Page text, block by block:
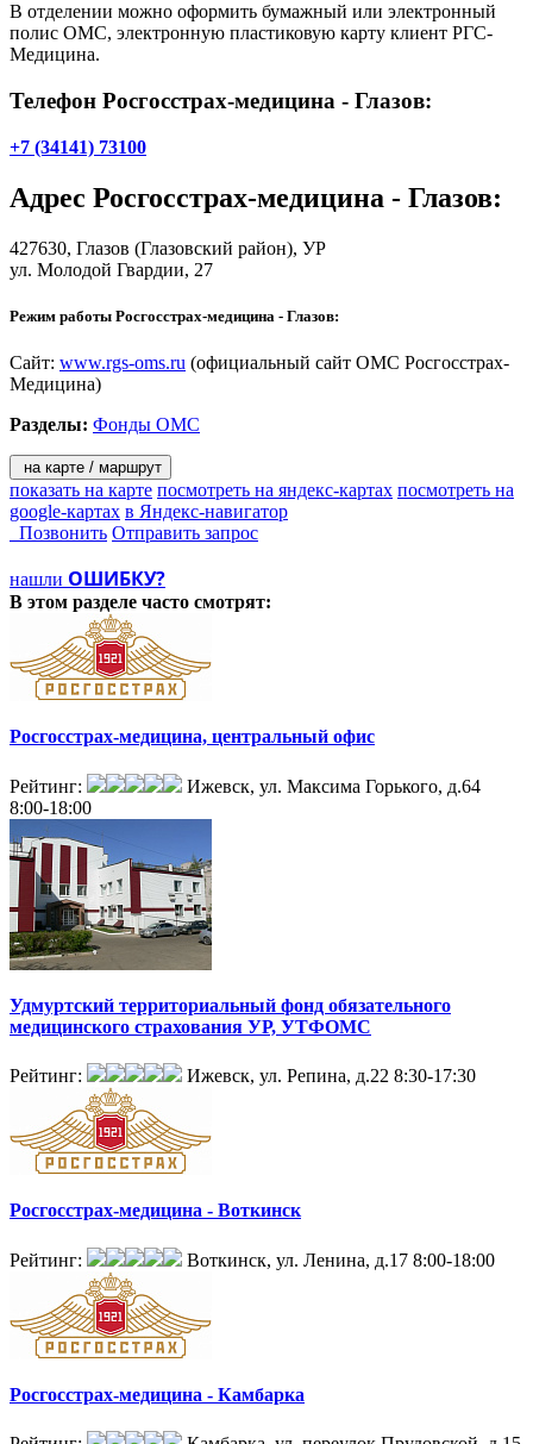
В отделении можно оформить бумажный или электронный
полис ОМС, электронную пластиковую карту клиент РГС-
Медицина.
Телефон Росгосстрах-медицина - Глазов:
+7 (34141) 73100
Адрес Росгосстрах-медицина - Глазов:
427630, Глазов (Глазовский район), УР
ул. Молодой Гвардии, 27
Режим работы Росгосстрах-медицина - Глазов:
Сайт: www.rgs-oms.ru (официальный сайт ОМС Росгосстрах-
Медицина)
Разделы: Фонды ОМС
на карте / маршрут
показать на карте посмотреть на яндекс-картах посмотреть на
google-картах в Яндекс-навигатор
Позвонить Отправить запрос
нашли ОШИБКУ?
В этом разделе часто смотрят:
Росгосстрах-медицина, центральный офис
Рейтинг:
Ижевск, ул. Максима Горького, д.64
8:00-18:00
Удмуртский территориальный фонд обязательного
медицинского страхования УР, УТФОМС
Рейтинг: Ижевск, ул. Репина, д.22 8:30-17:30
Росгосстрах-медицина - Воткинск
Рейтинг: Воткинск, ул. Ленина, д.17 8:00-18:00
Росгосстрах-медицина - Камбарка